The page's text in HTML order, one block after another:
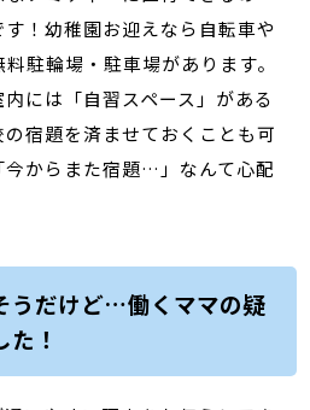
！幼稚園お迎えなら自転車や
駐輪場・駐車場があります。
には「自習スペース」がある
宿題を済ませておくことも可
からまた宿題…」なんて心配
うだけど…働くママの疑
！